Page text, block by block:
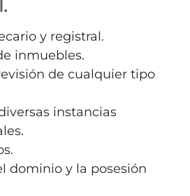
y registral.
inmuebles.
de cualquier tipo
instancias
dominio y la posesión